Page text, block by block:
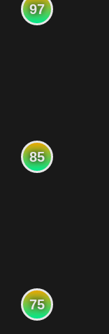
97
85
75